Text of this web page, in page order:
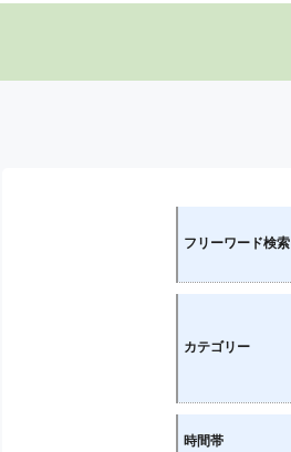
フリーワード検索
カテゴリー
時間帯